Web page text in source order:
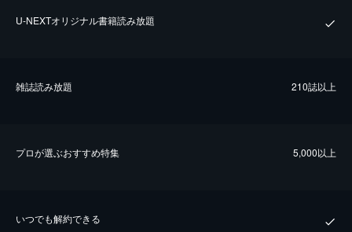
U-NEXTオリジナル書籍読み放題
雑誌読み放題 210誌以上
プロが選ぶおすすめ特集 5,000以上
いつでも解約できる